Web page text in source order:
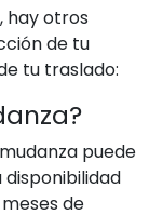
hay otros
de tu
tu traslado:
puede
de